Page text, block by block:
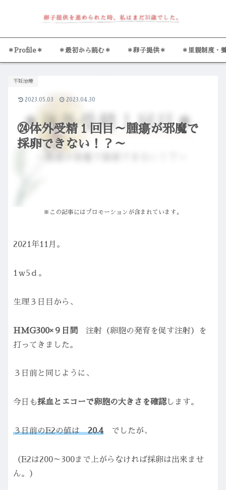
＊Profile＊ ＊最初から読む＊ ＊卵子提供＊ ＊里親制度・
㉔体外受精１回目～腫瘍が邪魔で
採卵できない！？～
不妊治療
2023.05.03 2023.04.30
※この記事にはプロモーションが含まれています。
2021年11月。
1ｗ5ｄ。
生理３日目から、
HMG300×９日間
注射（卵胞の発育を促す注射）を
打ってきました。
３日前と同じように、
今日も採血とエコーで卵胞の大きさを確認します。
３日前のE2の値は20.4 でしたが、
（E2は200～300まで上がらなければ採卵は出来ませ
ん。）